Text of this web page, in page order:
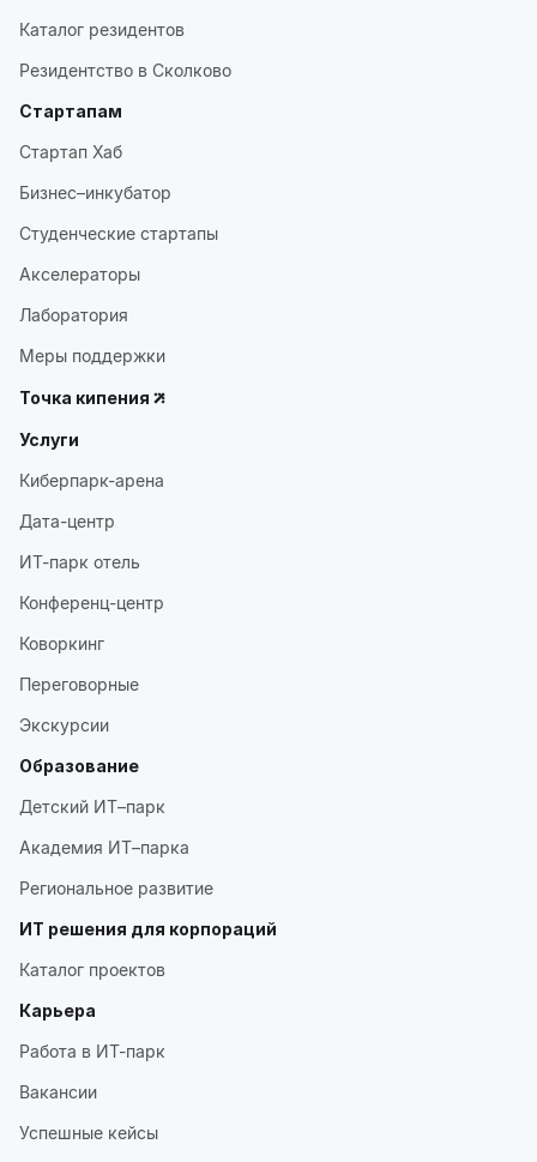
Каталог резидентов
Резидентство в Сколково
Стартапам
Стартап Хаб
Бизнес–инкубатор
Студенческие стартапы
Акселераторы
Лаборатория
Меры поддержки
Точка кипения
Услуги
Киберпарк-арена
Дата-центр
ИТ-парк отель
Конференц-центр
Коворкинг
Переговорные
Экскурсии
Образование
Детский ИТ–парк
Академия ИТ–парка
Региональное развитие
ИТ решения для корпораций
Каталог проектов
Карьера
Работа в ИТ-парк
Вакансии
Успешные кейсы